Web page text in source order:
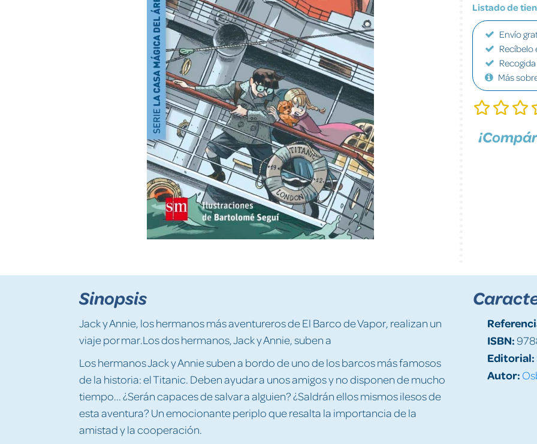
Listado de
Envío
Recíbelo
Más
Sinopsis
Jack y Annie, los hermanos más aventureros de El Barco de Vapor, realizan un
viaje por mar.Los dos hermanos, Jack y Annie, suben a
Los hermanos Jack y Annie suben a bordo de uno de los barcos más famosos
de la historia: el Titanic. Deben ayudar a unos amigos y no disponen de mucho
tiempo... ¿Serán capaces de salvar a alguien? ¿Saldrán ellos mismos ilesos de
esta aventura? Un emocionante periplo que resalta la importancia de la
amistad y la cooperación.
ISBN:
Editorial:
Autor: